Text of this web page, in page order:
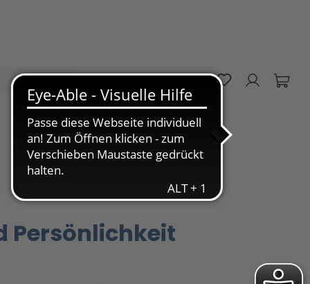
DE Du hast 0
Persönlichkeit